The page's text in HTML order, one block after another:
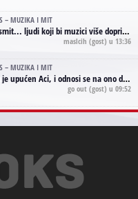
– MUZIKA I MIT
više doprineli da su radili kao vozači tramvaja u gsp-u.
maslcih (gost) u 13:36
– MUZIKA I MIT
se na ono drugo autovanje...'senzualnost Waitsa' ;)
go out (gost) u 09:52